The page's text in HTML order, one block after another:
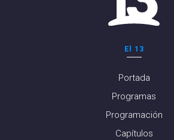
El 13
Portada
Programas
Programación
Capítulos